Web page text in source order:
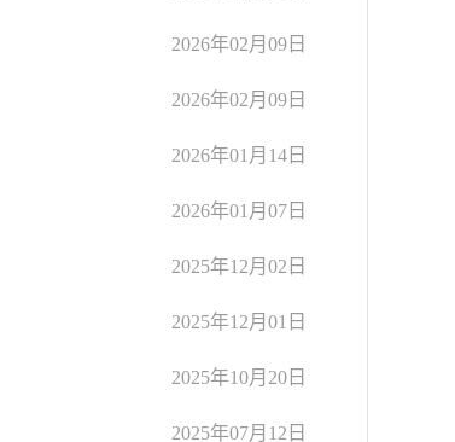
2026年02月09日
2026年02月09日
2026年01月14日
2026年01月07日
2025年12月02日
2025年12月01日
2025年10月20日
2025年07月12日